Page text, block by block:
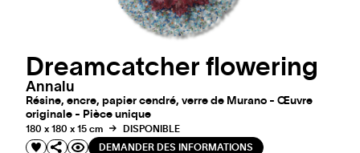
Dreamcatcher flowering
Annalu
Résine, encre, papier cendré, verre de Murano - Œuvre
originale - Pièce unique
180 x 180 x 15 cm
DISPONIBLE
DEMANDER DES INFORMATIONS